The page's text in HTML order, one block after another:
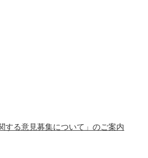
する意見募集について」のご案内